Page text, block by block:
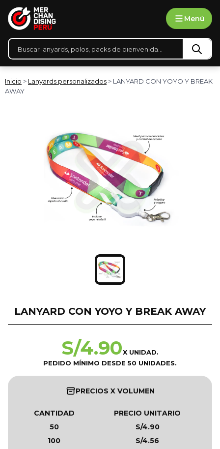
Menú
Búsqueda
Inicio > Lanyards personalizados > LANYARD CON YOYO Y BREAK
AWAY
LANYARD CON YOYO Y BREAK AWAY
S/4.90X UNIDAD.
PEDIDO MÍNIMO DESDE 50 UNIDADES.
PRECIOS X VOLUMEN
CANTIDAD
PRECIO UNITARIO
50
S/4.90
100
S/4.56